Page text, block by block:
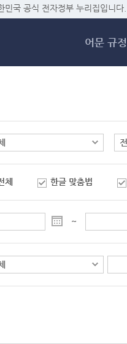
메
민국 공식 전자정부 누리집입니다.
어문 규정
체 한글 맞춤법
~